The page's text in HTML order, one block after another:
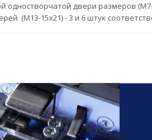
одностворчатой двери размеров
(М13-15х21) - 3 и 6 штук